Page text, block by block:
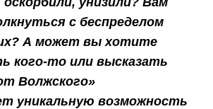
с беспределом
А может вы хотите
кого-то или высказать
Волжского»
уникальную возможность